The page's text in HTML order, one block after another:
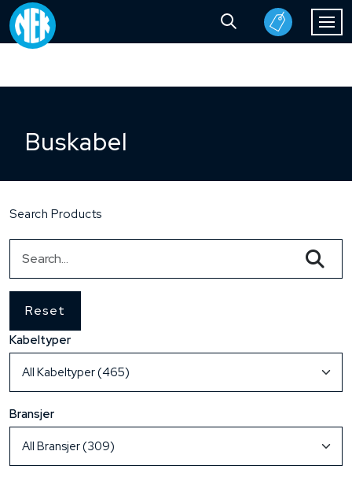
Buskabel
Search Products
Reset
Kabeltyper
Bransjer